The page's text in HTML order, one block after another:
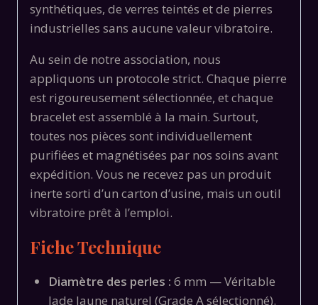
synthétiques, de verres teintés et de pierres
industrielles sans aucune valeur vibratoire.
Au sein de notre association, nous
appliquons un protocole strict. Chaque pierre
est rigoureusement sélectionnée, et chaque
bracelet est assemblé à la main. Surtout,
toutes nos pièces sont individuellement
purifiées et magnétisées par nos soins avant
expédition. Vous ne recevez pas un produit
inerte sorti d’un carton d’usine, mais un outil
vibratoire prêt à l’emploi.
Fiche Technique
Diamètre des perles : 6 mm — Véritable
Jade Jaune naturel (Grade A sélectionné).